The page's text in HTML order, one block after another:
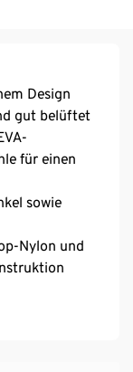
Design
gut belüftet
für einen
sowie
Nylon und